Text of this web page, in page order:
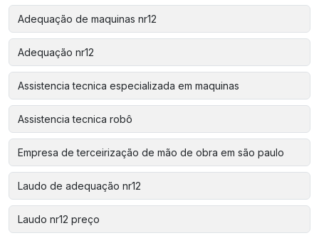
Adequação de maquinas nr12
Adequação nr12
Assistencia tecnica especializada em maquinas
Assistencia tecnica robô
Empresa de terceirização de mão de obra em são paulo
Laudo de adequação nr12
Laudo nr12 preço